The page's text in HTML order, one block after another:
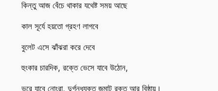
কিন্তু আজ বেঁচে থাকার যথেষ্ট সময় আছে
কাল সূর্যে হয়তো গ্রহণ লাগবে
বুলেট এসে ঝাঁঝরা করে দেবে
হুংকার চারদিক, রক্তে ভেসে যাবে উঠোন,
ভরে যাবে নোংরা, দুর্গন্ধযুক্ত জমাট রক্ত আর বিষ্ঠায়।